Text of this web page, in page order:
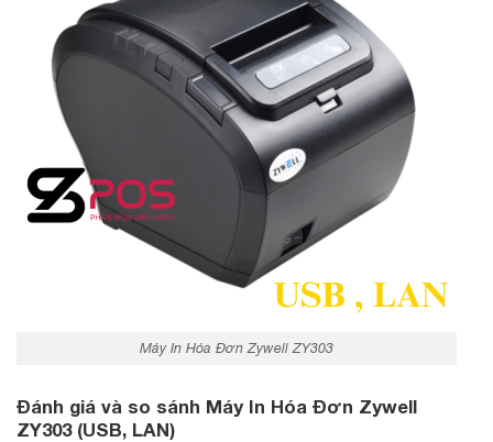
Máy In Hóa Đơn Zywell ZY303
Đánh giá và so sánh Máy In Hóa Đơn Zywell
ZY303 (USB, LAN)